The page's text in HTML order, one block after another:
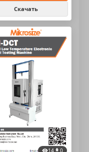
Скачать
14 0